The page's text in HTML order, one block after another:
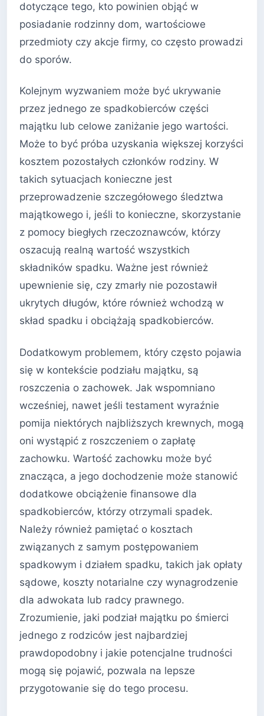
dotyczące tego, kto powinien objąć w
posiadanie rodzinny dom, wartościowe
przedmioty czy akcje firmy, co często prowadzi
do sporów.
Kolejnym wyzwaniem może być ukrywanie
przez jednego ze spadkobierców części
majątku lub celowe zaniżanie jego wartości.
Może to być próba uzyskania większej korzyści
kosztem pozostałych członków rodziny. W
takich sytuacjach konieczne jest
przeprowadzenie szczegółowego śledztwa
majątkowego i, jeśli to konieczne, skorzystanie
z pomocy biegłych rzeczoznawców, którzy
oszacują realną wartość wszystkich
składników spadku. Ważne jest również
upewnienie się, czy zmarły nie pozostawił
ukrytych długów, które również wchodzą w
skład spadku i obciążają spadkobierców.
Dodatkowym problemem, który często pojawia
się w kontekście podziału majątku, są
roszczenia o zachowek. Jak wspomniano
wcześniej, nawet jeśli testament wyraźnie
pomija niektórych najbliższych krewnych, mogą
oni wystąpić z roszczeniem o zapłatę
zachowku. Wartość zachowku może być
znacząca, a jego dochodzenie może stanowić
dodatkowe obciążenie finansowe dla
spadkobierców, którzy otrzymali spadek.
Należy również pamiętać o kosztach
związanych z samym postępowaniem
spadkowym i działem spadku, takich jak opłaty
sądowe, koszty notarialne czy wynagrodzenie
dla adwokata lub radcy prawnego.
Zrozumienie, jaki podział majątku po śmierci
jednego z rodziców jest najbardziej
prawdopodobny i jakie potencjalne trudności
mogą się pojawić, pozwala na lepsze
przygotowanie się do tego procesu.